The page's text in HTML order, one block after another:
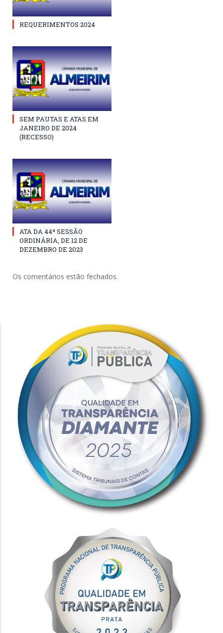
REQUERIMENTOS 2024
SEM PAUTAS E ATAS EM
JANEIRO DE 2024
(RECESSO)
ATA DA 44ª SESSÃO
ORDINÁRIA, DE 12 DE
DEZEMBRO DE 2023
Os comentários estão fechados.